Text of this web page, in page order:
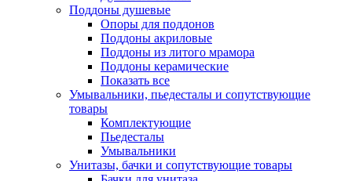
Поддоны душевые
Опоры для поддонов
Поддоны акриловые
Поддоны из литого мрамора
Поддоны керамические
Показать все
Умывальники, пьедесталы и сопутствующие
товары
Комплектующие
Пьедесталы
Умывальники
Унитазы, бачки и сопутствующие товары